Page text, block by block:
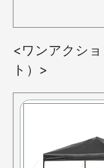
<ワンアクシ
ト）>